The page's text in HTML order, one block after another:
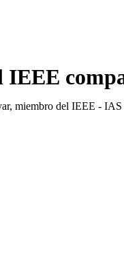
miembro del IEEE - IAS